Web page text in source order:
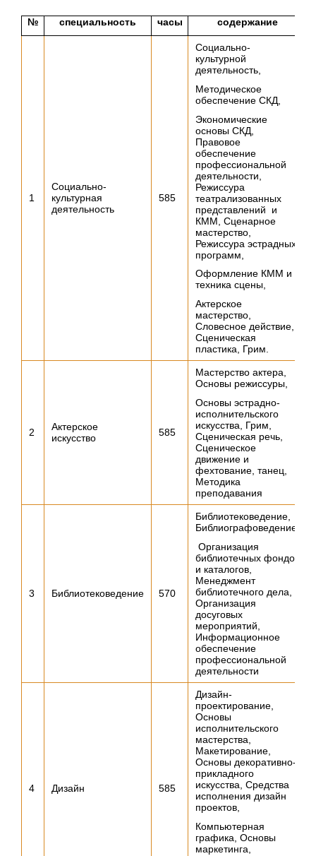
№ специальность часы содержание
1
Социально-
культурная
деятельность
585
Социально-
культурной
деятельность,
Методическое
обеспечение СКД,
Экономические
основы СКД,
Правовое
обеспечение
профессиональной
деятельности,
Режиссура
театрализованных
представлений и
КММ, Сценарное
мастерство,
Режиссура эстрадных
программ,
Оформление КММ и
техника сцены,
Актерское
мастерство,
Словесное действие,
Сценическая
пластика, Грим.
2
Актерское
искусство
585
Мастерство актера,
Основы режиссуры,
Основы эстрадно-
исполнительского
искусства, Грим,
Сценическая речь,
Сценическое
движение и
фехтование, танец,
Методика
преподавания
3 Библиотековедение 570
Библиотековедение,
Библиографоведение,
Организация
библиотечных фондов
и каталогов,
Менеджмент
библиотечного дела,
Организация
досуговых
мероприятий,
Информационное
обеспечение
профессиональной
деятельности
4 Дизайн 585
Дизайн-
проектирование,
Основы
исполнительского
мастерства,
Макетирование,
Основы декоративно-
прикладного
искусства, Средства
исполнения дизайн
проектов,
Компьютерная
графика, Основы
маркетинга,